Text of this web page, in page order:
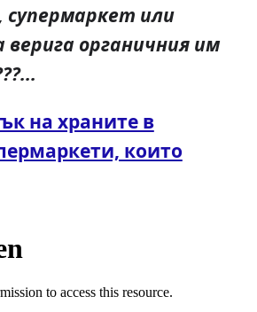
супермаркет или
органичния им
на храните в
които